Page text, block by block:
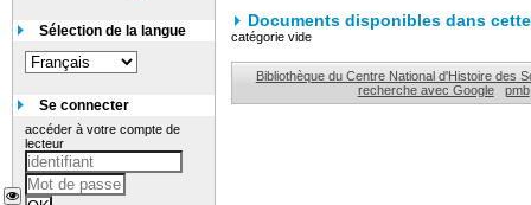
Documents disponibles dans
catégorie vide
Bibliothèque du Centre National d'Histoire des
recherche avec Google
pmb
Sélection de la langue
Se connecter
accéder à votre compte de
lecteur